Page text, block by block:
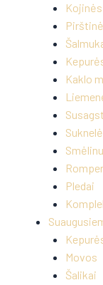
Kojinės
Kaklo
Pledai
Movos
Šalikai